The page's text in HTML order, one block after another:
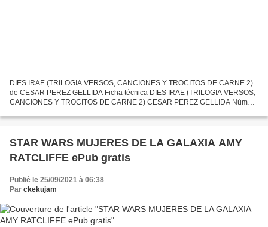
DIES IRAE (TRILOGIA VERSOS, CANCIONES Y TROCITOS DE CARNE 2)
de CESAR PEREZ GELLIDA Ficha técnica DIES IRAE (TRILOGIA VERSOS,
CANCIONES Y TROCITOS DE CARNE 2) CESAR PEREZ GELLIDA Número
STAR WARS MUJERES DE LA GALAXIA AMY
RATCLIFFE ePub gratis
Publié le 25/09/2021 à 06:38
Par ckekujam